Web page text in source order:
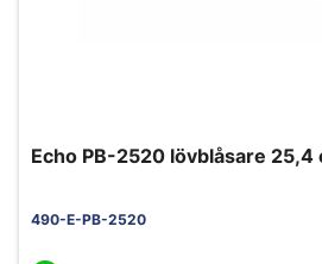
Echo PB-2520 lövblåsare 25,4
490-E-PB-2520